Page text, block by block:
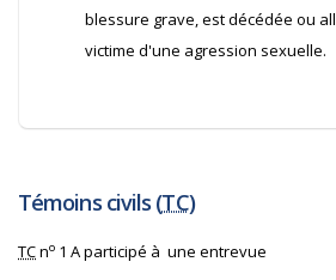
blessure grave, est décédée ou
victime d'une agression sexuelle.
Témoins civils (TC)
TCno 1 A participé à une entrevue